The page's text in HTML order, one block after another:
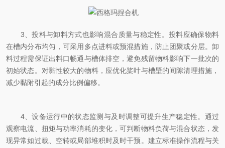
3、投料与卸料方式也影响混合质量与稳定性。投料应确保物料
在槽内分布均匀，可采用多点进料或预混措施，防止团聚或分层。卸
料过程需保证出料口畅通与槽体排空，避免残留物料影响下一批次的
初始状态。对黏性较大的物料，应优化桨叶与槽壁的间隙清理措施，
减少黏附引起的成分比例偏移。
4、设备运行中的状态监测与及时调整可提升生产稳定性。通过
观察电流、扭矩与功率消耗的变化，可判断物料负荷与混合状态，发
现异常如过载、空转或局部堆积时及时干预。建立标准操作流程与关